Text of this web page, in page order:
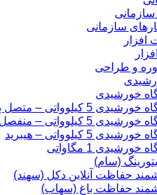
سازمانی
سازمانی
و طراحی
خورشیدی
5 کیلوواتی – متصل به شبکه
5 کیلوواتی – منفصل از شبکه
5 کیلوواتی – هیبرید
خورشیدی 1 مگاواتی
(سام)
حفاظت آنلاین دکل‌ (سهند)
حفاظت باغ (سهاب)